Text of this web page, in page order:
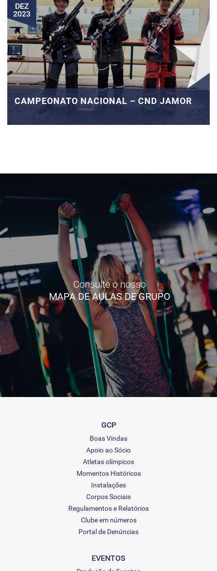
DEZ
2023
CAMPEONATO NACIONAL – CND JAMOR
Consulte o nosso
MAPA DE AULAS DE GRUPO
GCP
Boas Vindas
Apoio ao Sócio
Atletas olímpicos
Momentos Históricos
Instalações
Corpos Sociais
Regulamentos e Relatórios
Clube em números
Portal de Denúncias
EVENTOS